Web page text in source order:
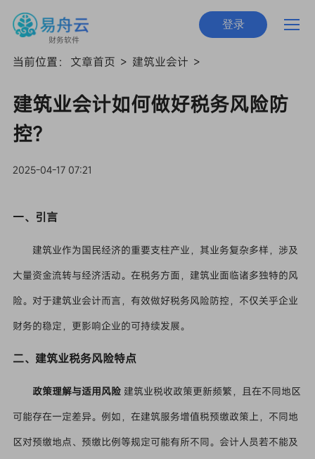
财务软件
登录
当前位置： 文章首页 > 建筑业会计 >
建筑业会计如何做好税务风险防
控？
2025-04-17 07:21
一、引言
建筑业作为国民经济的重要支柱产业，其业务复杂多样，涉及
大量资金流转与经济活动。在税务方面，建筑业面临诸多独特的风
险。对于建筑业会计而言，有效做好税务风险防控，不仅关乎企业
财务的稳定，更影响企业的可持续发展。
二、建筑业税务风险特点
政策理解与适用风险建筑业税收政策更新频繁，且在不同地区
可能存在一定差异。例如，在建筑服务增值税预缴政策上，不同地
区对预缴地点、预缴比例等规定可能有所不同。会计人员若不能及